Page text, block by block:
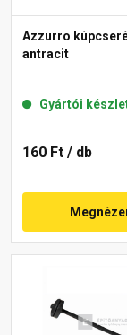
Azzurro
antracit
Gyártói
160 Ft / db